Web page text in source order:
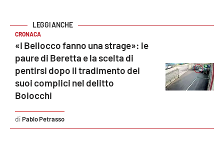
Eventi
Food
Storie
LAC
NETWORK
CRONACA
«I Bellocco fanno una strage»: le
paure di Beretta e la scelta di
pentirsi dopo il tradimento dei
suoi complici nel delitto
Boiocchi
Pablo Petrasso